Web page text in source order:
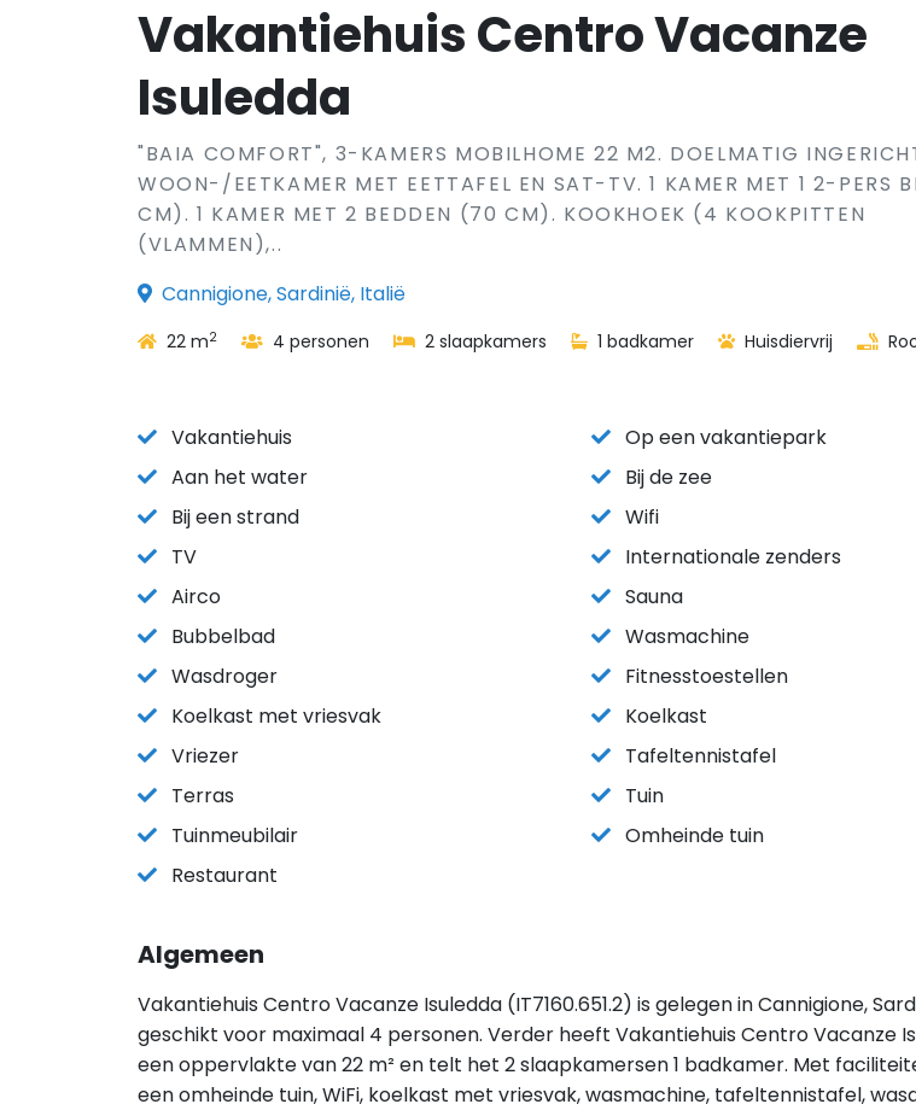
Vakantiehuis Centro Vacanze
Isuledda
"BAIA COMFORT", 3-KAMERS MOBILHOME 22 M2. DOELMATIG
WOON-/EETKAMER MET EETTAFEL EN SAT-TV. 1 KAMER MET 1 2-PERS
CM). 1 KAMER MET 2 BEDDEN (70 CM). KOOKHOEK (4 KOOKPITTEN
(VLAMMEN),..
Cannigione, Sardinië, Italië
22 m2 4 personen 2 slaapkamers 1 badkamer Huisdiervrij
Vakantiehuis
Op een vakantiepark
Aan het water
Bij de zee
Bij een strand
Wifi
TV
Internationale zenders
Airco
Sauna
Bubbelbad
Wasmachine
Wasdroger
Fitnesstoestellen
Koelkast met vriesvak
Koelkast
Vriezer
Tafeltennistafel
Terras
Tuin
Tuinmeubilair
Omheinde tuin
Restaurant
Algemeen
Vakantiehuis Centro Vacanze Isuledda (IT7160.651.2) is gelegen in Cannigione,
geschikt voor maximaal 4 personen. Verder heeft Vakantiehuis Centro Vacanze
een oppervlakte van 22 m² en telt het 2 slaapkamersen 1 badkamer. Met
een omheinde tuin, WiFi, koelkast met vriesvak, wasmachine, tafeltennistafel,